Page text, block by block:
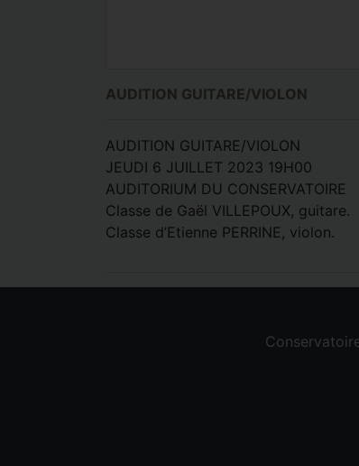
AUDITION GUITARE/VIOLON
AUDITION GUITARE/VIOLON
JEUDI 6 JUILLET 2023 19H00
AUDITORIUM DU CONSERVATOIRE
Classe de Gaël VILLEPOUX, guitare.
Classe d’Etienne PERRINE, violon.